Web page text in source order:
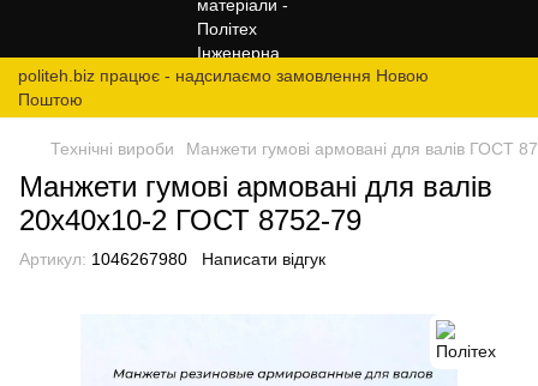
politeh.biz працює - надсилаємо замовлення Новою
Поштою
Технічні вироби Манжети гумові армовані для валів ГОСТ
Манжети гумові армовані для валів
20х40х10-2 ГОСТ 8752-79
Артикул: 1046267980 Написати відгук